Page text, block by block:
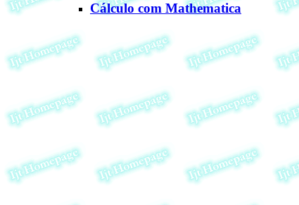
Cálculo com Mathematica